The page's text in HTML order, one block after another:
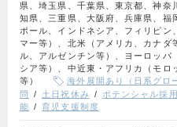
県、埼玉県、千葉県、東京都、神奈
知県、三重県、大阪府、兵庫県、福
ポール、インドネシア、フィリピン
マー等）、北米（アメリカ、カナダ
ル、アルゼンチン等）、ヨーロッパ
シア等）、中近東・アフリカ（モロ
等）
海外展開あり（日系グロ
問
土日祝休み ポテンシャル採
能
育児支援制度